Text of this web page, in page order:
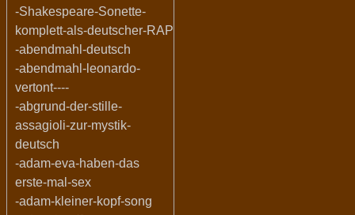
-Shakespeare-Sonette-
komplett-als-deutscher-RAP
-abendmahl-deutsch
-abendmahl-leonardo-
vertont----
-abgrund-der-stille-
assagioli-zur-mystik-
deutsch
-adam-eva-haben-das
erste-mal-sex
-adam-kleiner-kopf-song